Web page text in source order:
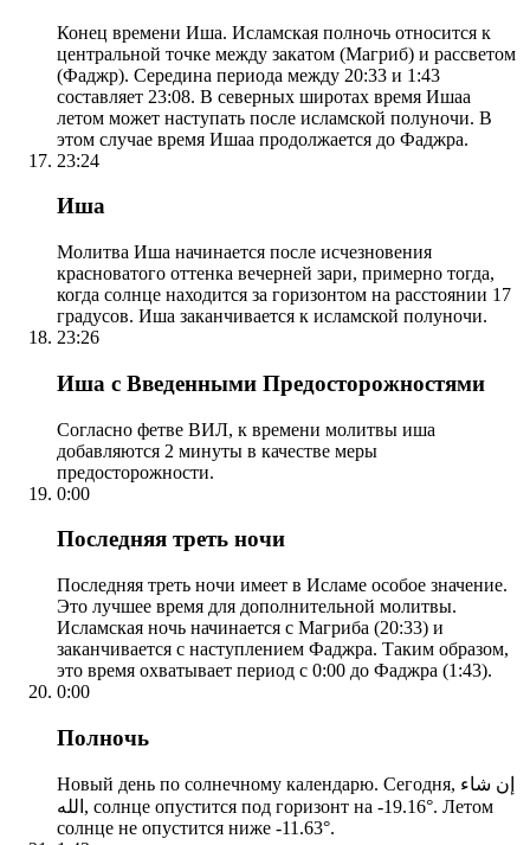
Конец времени Иша. Исламская полночь относится к
центральной точке между закатом (Магриб) и рассветом
(Фаджр). Середина периода между 20:33 и 1:43
составляет 23:08. В северных широтах время Ишаа
летом может наступать после исламской полуночи. В
этом случае время Ишаа продолжается до Фаджра.
23:24
Иша
Молитва Иша начинается после исчезновения
красноватого оттенка вечерней зари, примерно тогда,
когда солнце находится за горизонтом на расстоянии 17
градусов. Иша заканчивается к исламской полуночи.
23:26
Иша с Введенными Предосторожностями
Согласно фетве ВИЛ, к времени молитвы иша
добавляются 2 минуты в качестве меры
предосторожности.
0:00
Последняя треть ночи
Последняя треть ночи имеет в Исламе особое значение.
Это лучшее время для дополнительной молитвы.
Исламская ночь начинается с Магриба (20:33) и
заканчивается с наступлением Фаджра. Таким образом,
это время охватывает период с 0:00 до Фаджра (1:43).
0:00
Полночь
Новый день по солнечному календарю. Сегодня, إن شاء
الله, солнце опустится под горизонт на -19.16°. Летом
солнце не опустится ниже -11.63°.